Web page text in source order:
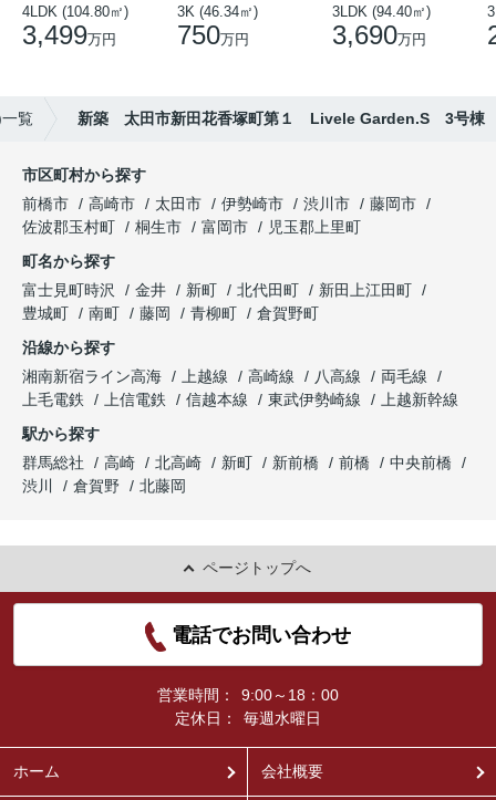
4LDK (104.80㎡)
3,499万円
3K (46.34㎡)
750万円
3LDK (94.40㎡)
3,690万円
覧 新築 太田市新田花香塚町第１ Livele Garden.S 3号棟
市区町村から探す
前橋市
高崎市 太田市 伊勢崎市 渋川市
藤岡市
佐波郡玉村町
桐生市 富岡市
児玉郡上里町
町名から探す
富士見町時沢
金井 新町 北代田町
新田上江田町
豊城町
南町 藤岡 青柳町
倉賀野町
沿線から探す
湘南新宿ライン高海
上越線 高崎線 八高線
両毛線
上毛電鉄
上信電鉄 信越本線 東武伊勢崎線
上越新幹線
駅から探す
群馬総社
高崎 北高崎 新町 新前橋 前橋
中央前橋
渋川
倉賀野 北藤岡
ページトップへ
電話でお問い合わせ
営業時間：
9:00～18：00
定休日：
毎週水曜日
ホーム 会社概要